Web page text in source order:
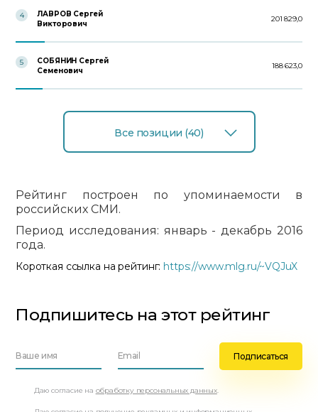
4
ЛАВРОВ Сергей
Викторович
201 829,0
5
СОБЯНИН Сергей
Семенович
188 623,0
Все позиции (40)
Рейтинг построен по упоминаемости в
российских СМИ.
Период исследования: январь - декабрь 2016
года.
Короткая ссылка на рейтинг: https://www.mlg.ru/~VQJuX
Подпишитесь на этот рейтинг
Даю согласие на обработку персональных данных.